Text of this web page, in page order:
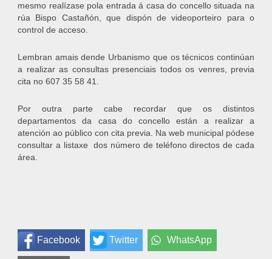
mesmo realízase pola entrada á casa do concello situada na
rúa Bispo Castañón, que dispón de videoporteiro para o
control de acceso.
Lembran amais dende Urbanismo que os técnicos continúan
a realizar as consultas presenciais todos os venres, previa
cita no 607 35 58 41.
Por outra parte cabe recordar que os distintos
departamentos da casa do concello están a realizar a
atención ao público con cita previa. Na web municipal pódese
consultar a listaxe dos número de teléfono directos de cada
área.
Facebook Twitter WhatsApp